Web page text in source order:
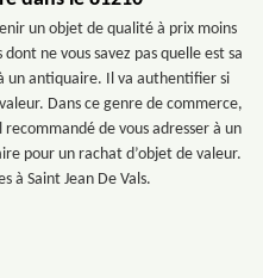
un objet de qualité à prix moins
ne vous savez pas quelle est sa
un antiquaire. Il va authentifier si
Dans ce genre de commerce,
de vous adresser à un
pour un rachat d’objet de valeur.
à Saint Jean De Vals.